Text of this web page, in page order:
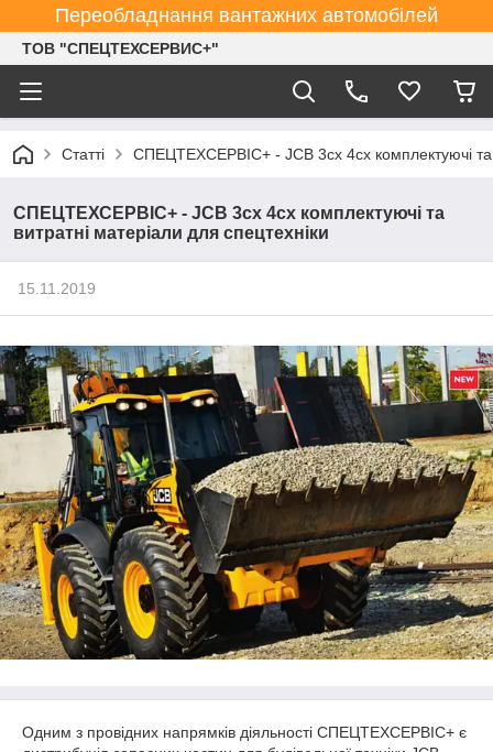
Переобладнання вантажних автомобілей
ТОВ "СПЕЦТЕХСЕРВИС+"
Статті СПЕЦТЕХСЕРВІС+ - JCB 3cx 4cx комплектуючі та
СПЕЦТЕХСЕРВІС+ - JCB 3cx 4cx комплектуючі та
витратні матеріали для спецтехніки
15.11.2019
Одним з провідних напрямків діяльності СПЕЦТЕХСЕРВІС+ є